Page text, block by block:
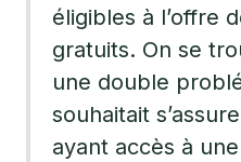
éligibles à l’offre
gratuits. On se
une double
souhaitait
ayant accès à